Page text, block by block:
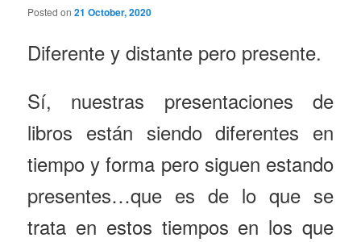
Posted on21 October, 2020
Diferente y distante pero presente.
Sí, nuestras presentaciones de
libros están siendo diferentes en
tiempo y forma pero siguen estando
presentes…que es de lo que se
trata en estos tiempos en los que